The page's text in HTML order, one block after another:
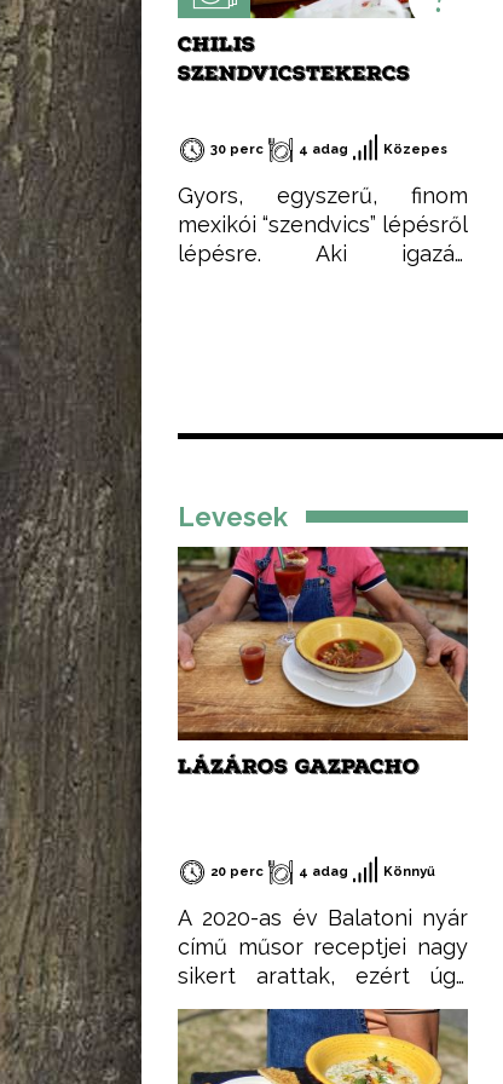
CHILIS
SZENDVICSTEKERCS
30 perc 4 adag Közepes
Gyors, egyszerű, finom
mexikói “szendvics” lépésről
lépésre. Aki igazán
akár melegen.
Levesek
LÁZÁROS GAZPACHO
20 perc 4 adag Könnyű
A 2020-as év Balatoni nyár
című műsor receptjei nagy
sikert arattak, ezért úgy
gondoltam, összegyűjtöm
őket egy csokorba, hogy
könnyen elérhetőek